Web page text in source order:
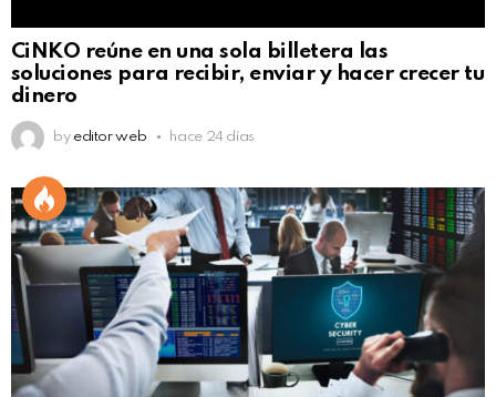
CiNKO reúne en una sola billetera las
soluciones para recibir, enviar y hacer crecer tu
dinero
by editor web hace 24 días